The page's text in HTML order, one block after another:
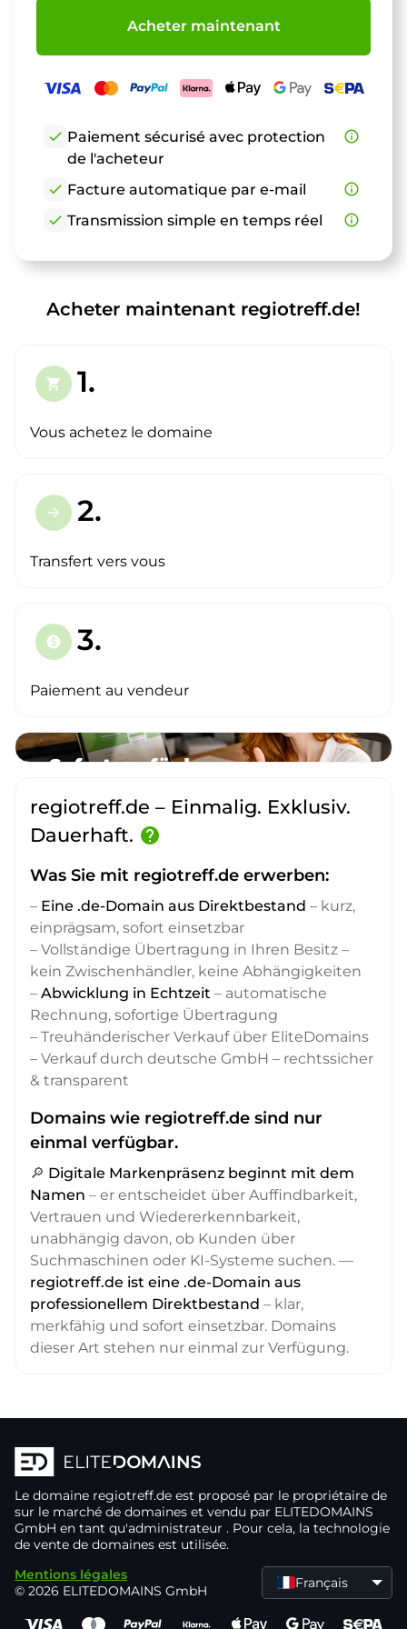
Acheter maintenant
check Paiement sécurisé avec protection
de l'acheteur
info_outline
check Facture automatique par e-mail
info_outline
check Transmission simple en temps réel info_outline
Acheter maintenant regiotreff.de!
shopping_cart 1.
Vous achetez le domaine
arrow_forward 2.
Transfert vers vous
paid 3.
Paiement au vendeur
regiotreff.de – Einmalig. Exklusiv.
Dauerhaft. help
Was Sie mit regiotreff.de erwerben:
– Eine .de-Domain aus Direktbestand – kurz,
einprägsam, sofort einsetzbar
– Vollständige Übertragung in Ihren Besitz –
kein Zwischenhändler, keine Abhängigkeiten
– Abwicklung in Echtzeit – automatische
Rechnung, sofortige Übertragung
– Treuhänderischer Verkauf über EliteDomains
– Verkauf durch deutsche GmbH – rechtssicher
& transparent
Domains wie regiotreff.de sind nur
einmal verfügbar.
🔎 Digitale Markenpräsenz beginnt mit dem
Namen – er entscheidet über Auffindbarkeit,
Vertrauen und Wiedererkennbarkeit,
unabhängig davon, ob Kunden über
Suchmaschinen oder KI-Systeme suchen. —
regiotreff.de ist eine .de-Domain aus
professionellem Direktbestand – klar,
merkfähig und sofort einsetzbar. Domains
dieser Art stehen nur einmal zur Verfügung.
Le domaine regiotreff.de est proposé par le propriétaire de
sur le marché de domaines et vendu par ELITEDOMAINS
GmbH en tant qu'administrateur . Pour cela, la technologie
de vente de domaines est utilisée.
Mentions légales
© 2026 ELITEDOMAINS GmbH
Français